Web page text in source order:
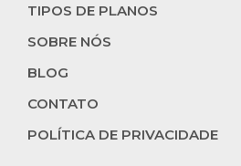
TIPOS DE PLANOS
SOBRE NÓS
BLOG
CONTATO
POLÍTICA DE PRIVACIDADE